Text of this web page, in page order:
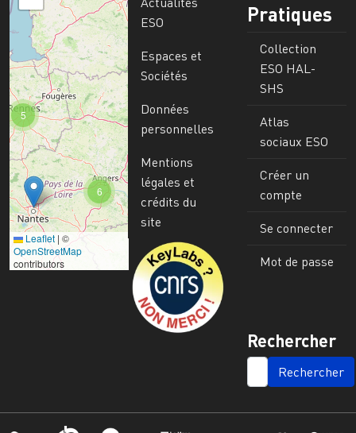
6
5
Leaflet | ©
OpenStreetMap
contributors
ESO
Espaces et
Sociétés
Données
personnelles
Mentions
légales et
crédits du
site
Image
Pratiques
Collection
ESO HAL-
SHS
Atlas
sociaux ESO
Créer un
compte
Se connecter
Mot de passe
Rechercher
SEARCH